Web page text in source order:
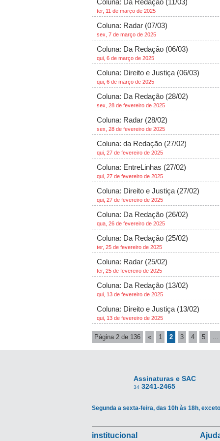
Coluna: Da Redação (11/03)
ter, 11 de março de 2025
Coluna: Radar (07/03)
sex, 7 de março de 2025
Coluna: Da Redação (06/03)
qui, 6 de março de 2025
Coluna: Direito e Justiça (06/03)
qui, 6 de março de 2025
Coluna: Da Redação (28/02)
sex, 28 de fevereiro de 2025
Coluna: Radar (28/02)
sex, 28 de fevereiro de 2025
Coluna: da Redação (27/02)
qui, 27 de fevereiro de 2025
Coluna: EntreLinhas (27/02)
qui, 27 de fevereiro de 2025
Coluna: Direito e Justiça (27/02)
qui, 27 de fevereiro de 2025
Coluna: Da Redação (26/02)
qua, 26 de fevereiro de 2025
Coluna: Da Redação (25/02)
ter, 25 de fevereiro de 2025
Coluna: Radar (25/02)
ter, 25 de fevereiro de 2025
Coluna: Da Redação (13/02)
qui, 13 de fevereiro de 2025
Coluna: Direito e Justiça (13/02)
qui, 13 de fevereiro de 2025
Página 2 de 136 « 1 2 3 4 5 ...
Assinaturas e SAC
34 3241-2465
Segunda a sexta-feira, das 10h às 18h,
institucional